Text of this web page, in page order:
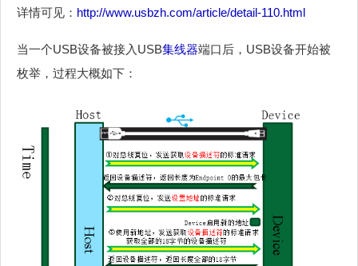
详情可见： http://www.usbzh.com/article/detail-110.html
当一个USB设备被接入USB集线器端口后，USB设备开始被
枚举，过程大概如下：